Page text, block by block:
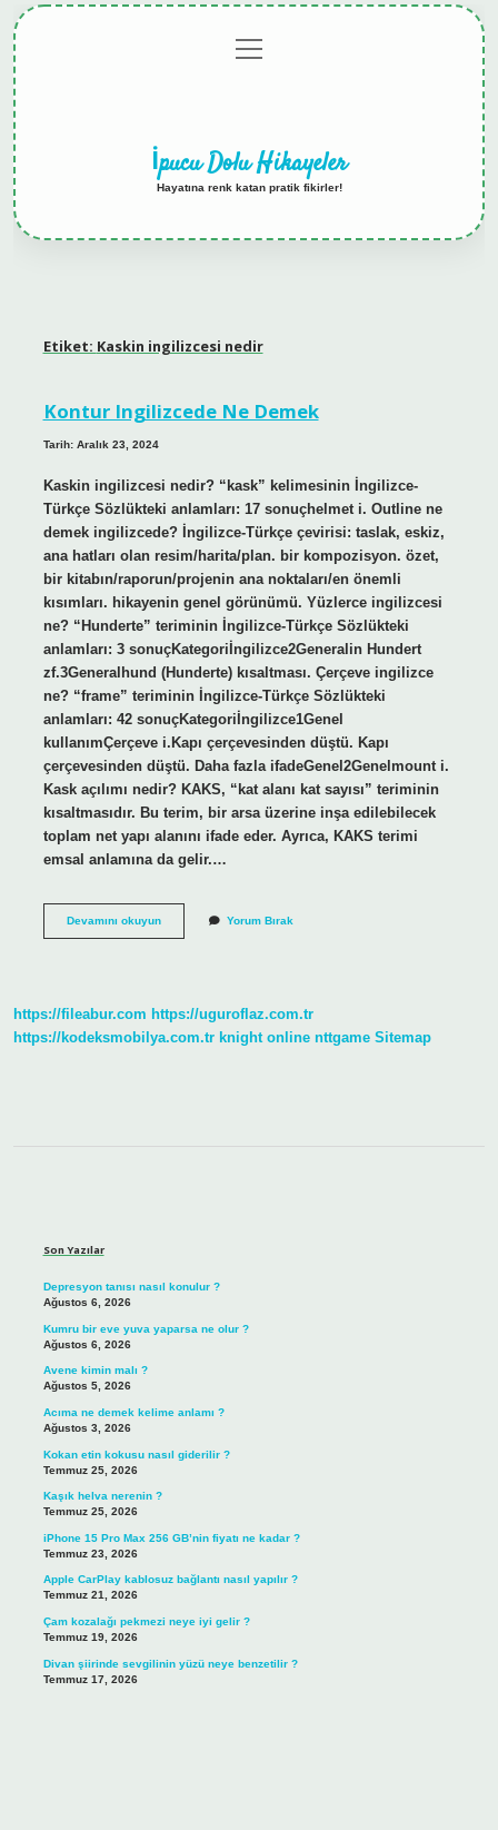
menüyü
aç
İpucu Dolu Hikayeler
Hayatına renk katan pratik fikirler!
Etiket: Kaskin ingilizcesi nedir
Kontur Ingilizcede Ne Demek
Tarih: Aralık 23, 2024
Kaskin ingilizcesi nedir? “kask” kelimesinin İngilizce-
Türkçe Sözlükteki anlamları: 17 sonuçhelmet i. Outline ne
demek ingilizcede? İngilizce-Türkçe çevirisi: taslak, eskiz,
ana hatları olan resim/harita/plan. bir kompozisyon. özet,
bir kitabın/raporun/projenin ana noktaları/en önemli
kısımları. hikayenin genel görünümü. Yüzlerce ingilizcesi
ne? “Hunderte” teriminin İngilizce-Türkçe Sözlükteki
anlamları: 3 sonuçKategoriİngilizce2Generalin Hundert
zf.3Generalhund (Hunderte) kısaltması. Çerçeve ingilizce
ne? “frame” teriminin İngilizce-Türkçe Sözlükteki
anlamları: 42 sonuçKategoriİngilizce1Genel
kullanımÇerçeve i.Kapı çerçevesinden düştü. Kapı
çerçevesinden düştü. Daha fazla ifadeGenel2Genelmount i.
Kask açılımı nedir? KAKS, “kat alanı kat sayısı” teriminin
kısaltmasıdır. Bu terim, bir arsa üzerine inşa edilebilecek
toplam net yapı alanını ifade eder. Ayrıca, KAKS terimi
emsal anlamına da gelir.…
Devamını okuyunKontur
Yorum Bırak
https://fileabur.com https://uguroflaz.com.tr
https://kodeksmobilya.com.tr knight online nttgame Sitemap
Son Yazılar
Depresyon tanısı nasıl konulur ?
Ağustos 6, 2026
Kumru bir eve yuva yaparsa ne olur ?
Ağustos 6, 2026
Avene kimin malı ?
Ağustos 5, 2026
Acıma ne demek kelime anlamı ?
Ağustos 3, 2026
Kokan etin kokusu nasıl giderilir ?
Temmuz 25, 2026
Kaşık helva nerenin ?
Temmuz 25, 2026
iPhone 15 Pro Max 256 GB’nin fiyatı ne kadar ?
Temmuz 23, 2026
Apple CarPlay kablosuz bağlantı nasıl yapılır ?
Temmuz 21, 2026
Çam kozalağı pekmezi neye iyi gelir ?
Temmuz 19, 2026
Divan şiirinde sevgilinin yüzü neye benzetilir ?
Temmuz 17, 2026